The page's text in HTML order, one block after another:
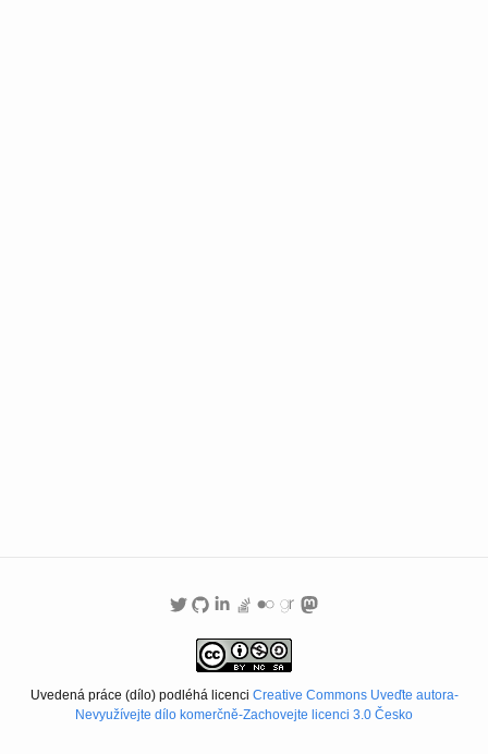
Uvedená práce (dílo) podléhá licenci Creative Commons Uveďte autora-
Nevyužívejte dílo komerčně-Zachovejte licenci 3.0 Česko